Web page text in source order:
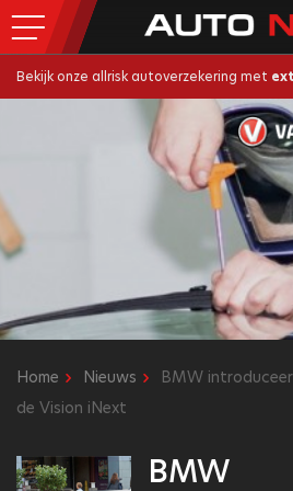
Bekijk onze allrisk autoverzekering met
Home Nieuws
BMW
de Vision iNext
BMW